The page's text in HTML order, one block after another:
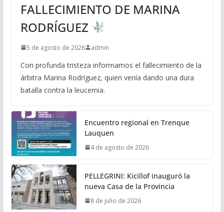
FALLECIMIENTO DE MARINA
RODRÍGUEZ
5 de agosto de 2026 admin
Con profunda tristeza informamos el fallecimiento de la
árbitra Marina Rodríguez, quien venía dando una dura
batalla contra la leucemia.
Encuentro regional en Trenque
Lauquen
4 de agosto de 2026
PELLEGRINI: Kicillof inauguró la
nueva Casa de la Provincia
8 de julio de 2026